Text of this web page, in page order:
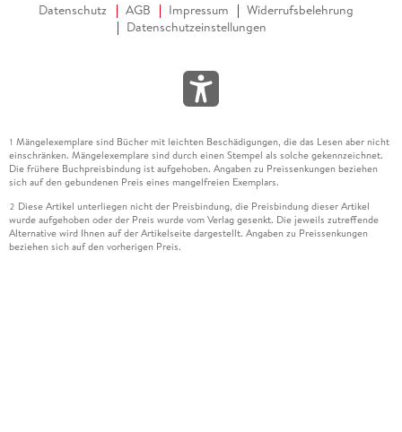
Datenschutz AGB Impressum
Widerrufsbelehrung
Datenschutzeinstellungen
1 Mängelexemplare sind Bücher mit leichten Beschädigungen, die das Lesen aber nicht
einschränken. Mängelexemplare sind durch einen Stempel als solche gekennzeichnet.
Die frühere Buchpreisbindung ist aufgehoben. Angaben zu Preissenkungen beziehen
sich auf den gebundenen Preis eines mangelfreien Exemplars.
2 Diese Artikel unterliegen nicht der Preisbindung, die Preisbindung dieser Artikel
wurde aufgehoben oder der Preis wurde vom Verlag gesenkt. Die jeweils zutreffende
Alternative wird Ihnen auf der Artikelseite dargestellt. Angaben zu Preissenkungen
beziehen sich auf den vorherigen Preis.